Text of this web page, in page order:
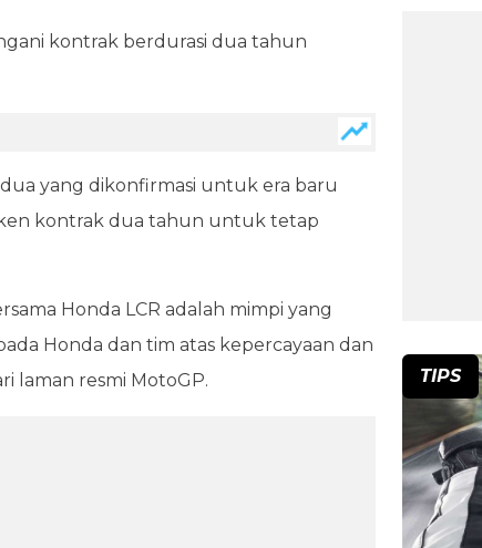
kontrak berdurasi dua tahun
yang dikonfirmasi untuk era baru
kontrak dua tahun untuk tetap
Honda LCR adalah mimpi yang
Honda dan tim atas kepercayaan dan
laman resmi MotoGP.
TIPS